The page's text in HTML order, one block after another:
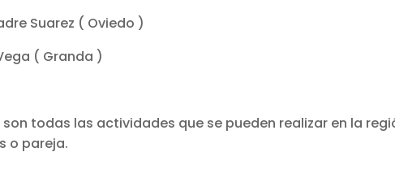
Suarez ( Oviedo )
( Granda )
todas las actividades que se pueden realizar en la
o pareja.